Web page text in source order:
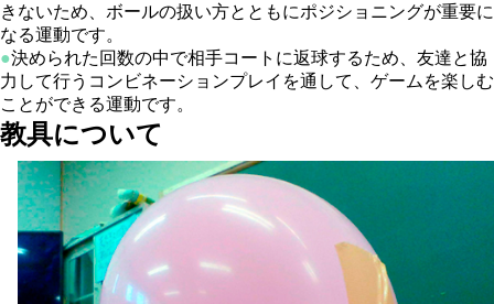
きないため、ボールの扱い方とともにポジショニングが重要に
なる運動です。
●決められた回数の中で相手コートに返球するため、友達と協
力して行うコンビネーションプレイを通して、ゲームを楽しむ
ことができる運動です。
教具について